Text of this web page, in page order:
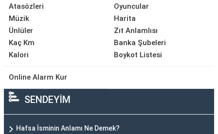
Atasözleri
Müzik
Ünlüler
Kaç Km
Kalori
Oyuncular
Harita
Zıt Anlamlısı
Banka Şubeleri
Boykot Listesi
Online Alarm Kur
SENDEYİM
Hafsa İsminin Anlamı Ne Demek?